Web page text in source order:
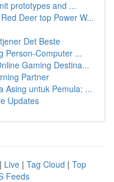
prototypes and ...
Deer top Power W...
Det Beste
Person-Computer ...
Gaming Destina...
Partner
Asing untuk Pemula: ...
Updates
| Live | Tag Cloud | Top
Feeds